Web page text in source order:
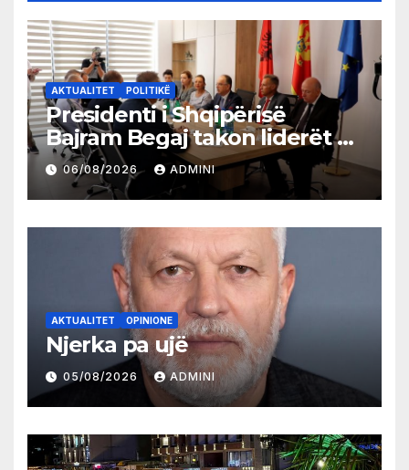
AKTUALITET POLITIKË
Presidenti i Shqipërisë
Bajram Begaj takon liderët e
partive shqiptare në Ulqin
06/08/2026 ADMINI
AKTUALITET OPINIONE
Njerka pa ujë
05/08/2026 ADMINI